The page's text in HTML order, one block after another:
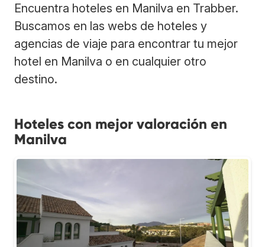
Encuentra hoteles en Manilva en Trabber.
Buscamos en las webs de hoteles y
agencias de viaje para encontrar tu mejor
hotel en Manilva o en cualquier otro
destino.
Hoteles con mejor valoración en
Manilva